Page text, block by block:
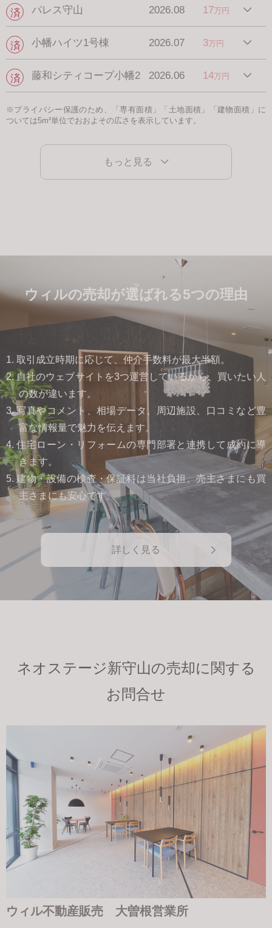
パレス守山 2026.08 17万円
小幡ハイツ1号棟 2026.07 3万円
藤和シティコープ小幡2 2026.06 14万円
※プライバシー保護のため、「専有面積」「土地面積」「建物面積」に
ついては5m²単位でおおよその広さを表示しています。
もっと見る
ウィルの売却が選ばれる5つの理由
1. 取引成立時期に応じて、仲介手数料が最大半額。
2. 自社のウェブサイトを3つ運営しているから、買いたい人
の数が違います。
3. 写真やコメント、相場データ、周辺施設、口コミなど豊
富な情報量で魅力を伝えます。
4. 住宅ローン・リフォームの専門部署と連携して成約に導
きます。
5. 建物・設備の検査・保証料は当社負担。売主さまにも買
主さまにも安心です。
詳しく見る
ネオステージ新守山の売却に関する
お問合せ
ウィル不動産販売 大曽根営業所